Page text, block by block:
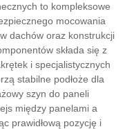
to kompleksowe
mocowania
dachów oraz konstrukcji
składa się z
i specjalistycznych
stabilne podłoże dla
szyn do paneli
między panelami a
prawidłową pozycję i